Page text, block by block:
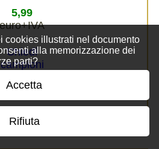
cookies illustrati nel documento
alla memorizzazione dei
parti?
Accetta
Rifiuta
5,99
euro+IVA
Chiedi
campioni